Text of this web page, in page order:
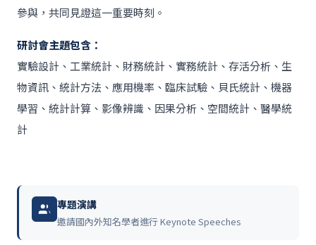
參與，共同見證這一重要時刻。
研討會主題包含：
實驗設計、工業統計、財務統計、實務統計、存活分析、生
物資訊、統計方法、應用機率、臨床試驗、貝氏統計、機器
學習、統計計算、影像辨識、因果分析、空間統計、醫學統
計
專題演講
邀請國內外知名學者進行 Keynote Speeches